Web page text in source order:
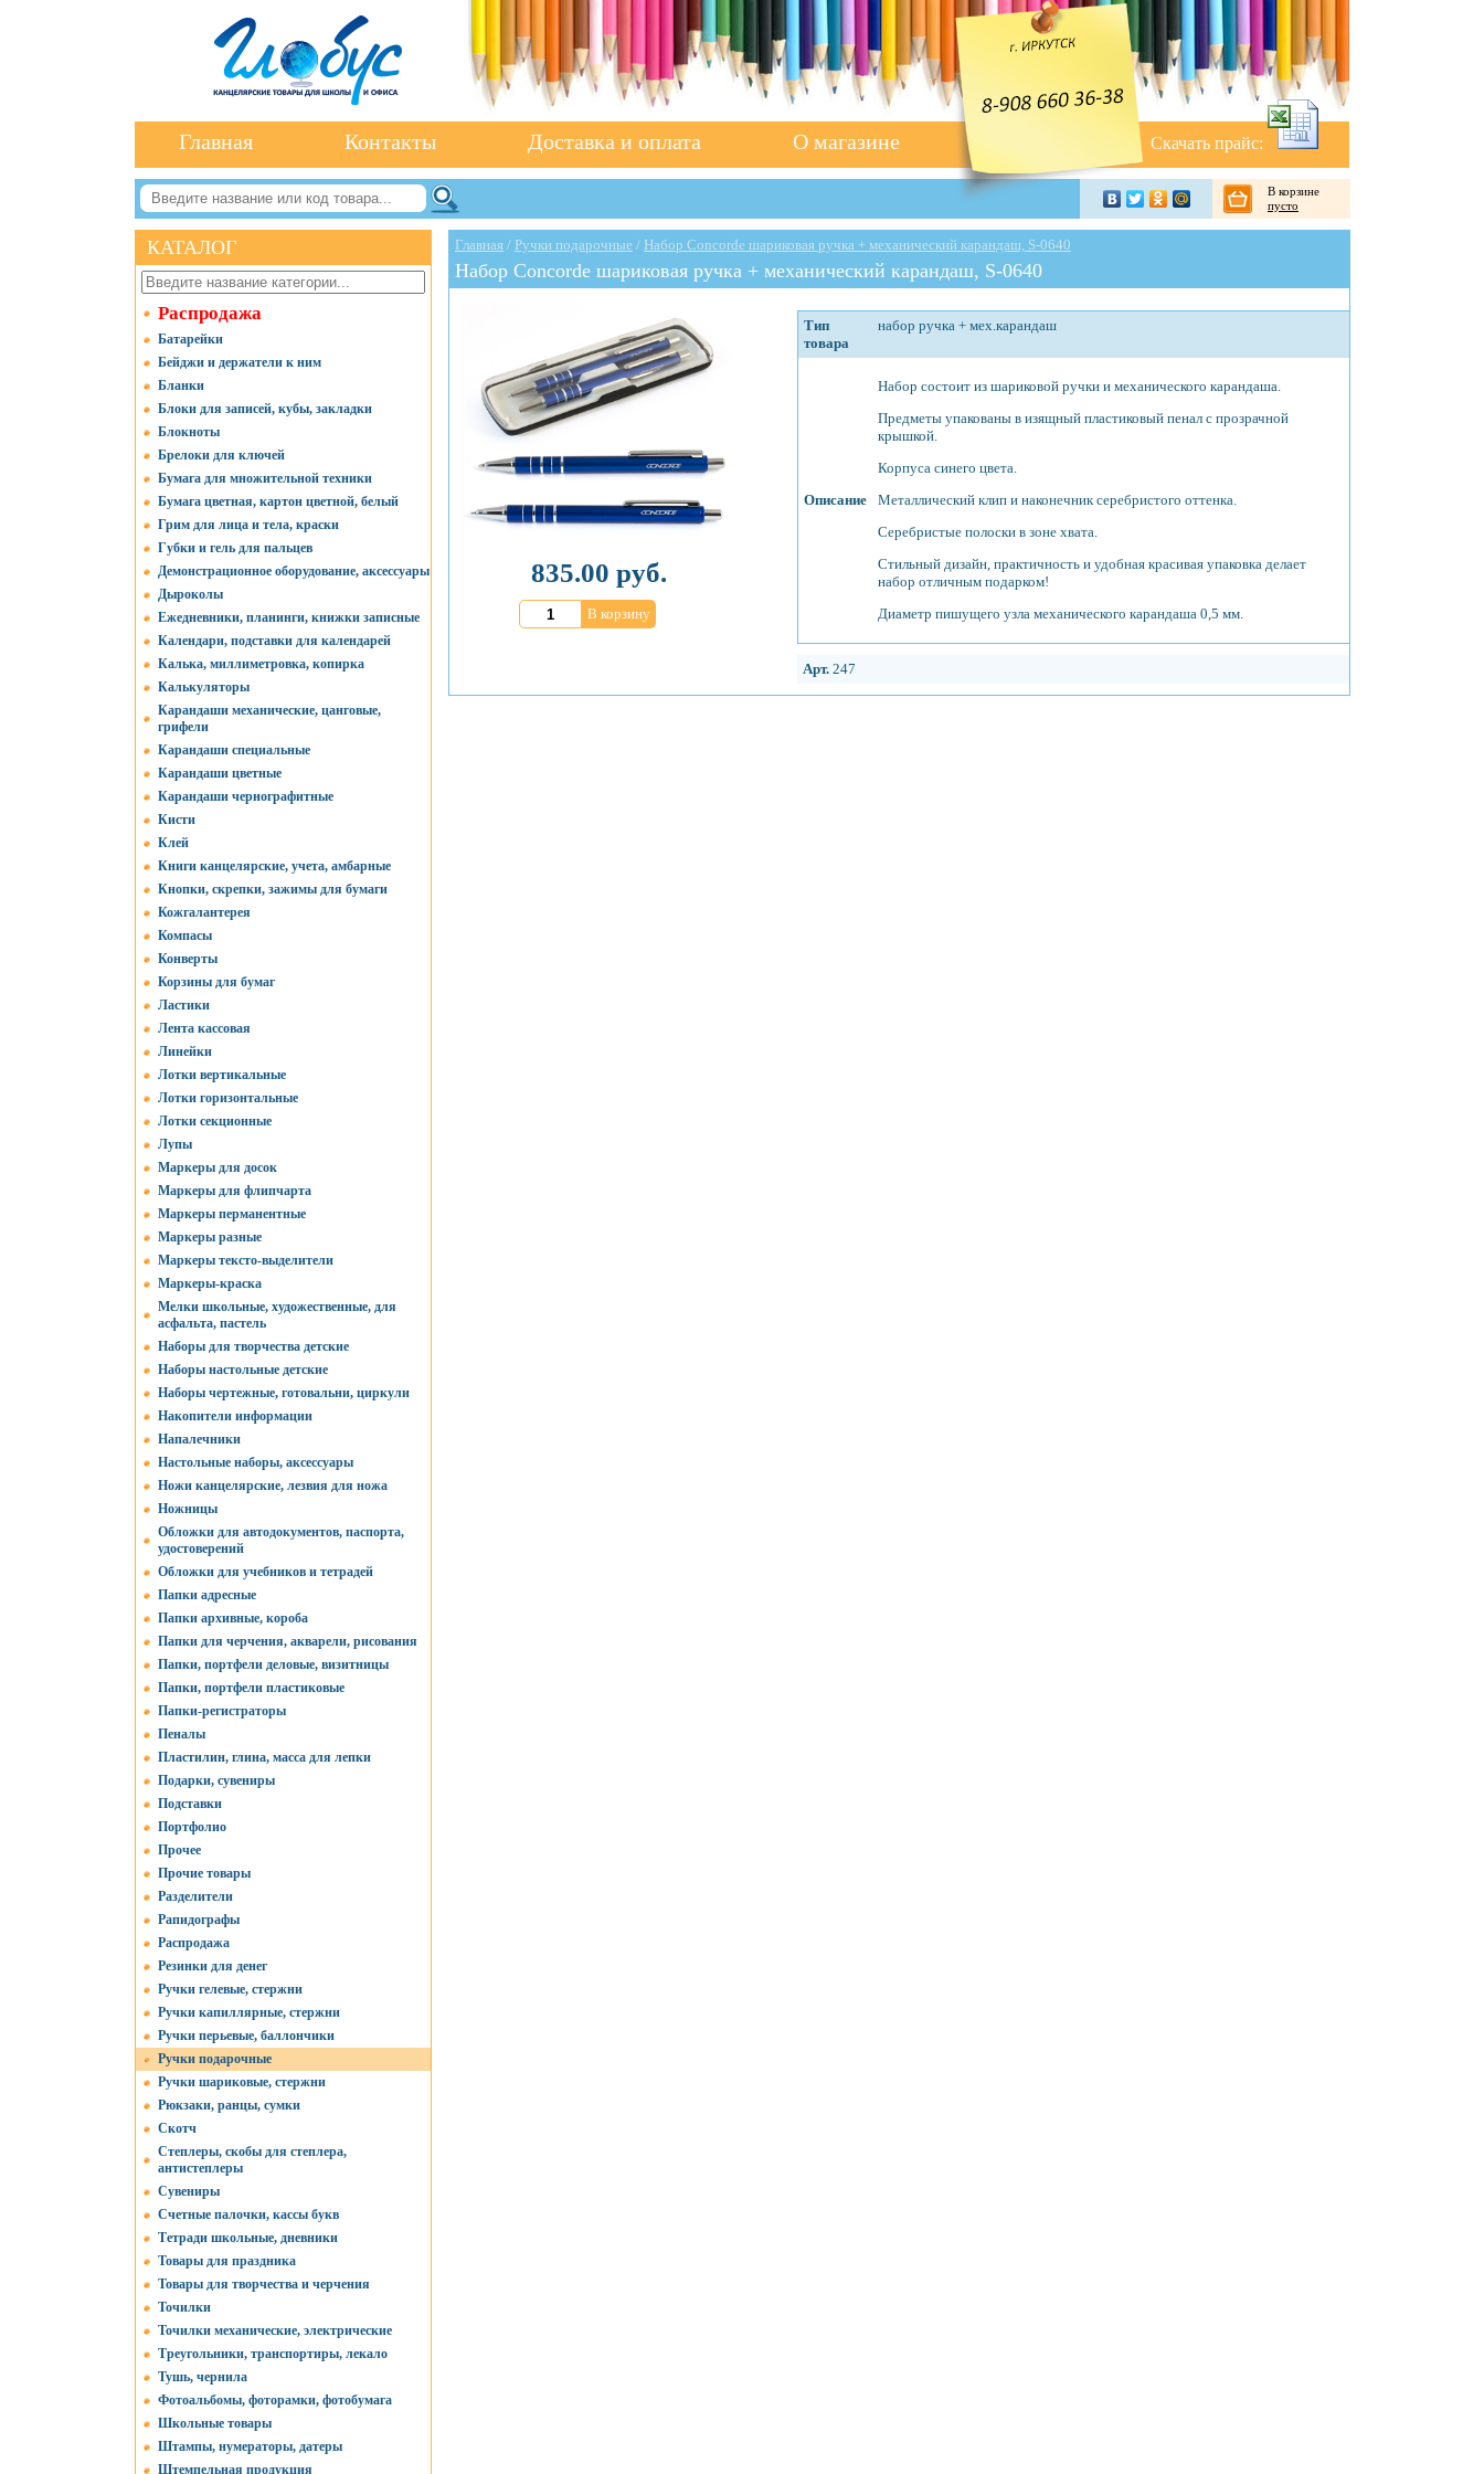
Скачать прайс:
Главная Контакты Доставка и оплата О магазине
В корзине
пусто
КАТАЛОГ
Распродажа
Батарейки
Бейджи и держатели к ним
Бланки
Блоки для записей, кубы, закладки
Блокноты
Брелоки для ключей
Бумага для множительной техники
Бумага цветная, картон цветной, белый
Грим для лица и тела, краски
Губки и гель для пальцев
Демонстрационное оборудование, аксессуары
Дыроколы
Ежедневники, планинги, книжки записные
Календари, подставки для календарей
Калька, миллиметровка, копирка
Калькуляторы
Карандаши механические, цанговые,
грифели
Карандаши специальные
Карандаши цветные
Карандаши чернографитные
Кисти
Клей
Книги канцелярские, учета, амбарные
Кнопки, скрепки, зажимы для бумаги
Кожгалантерея
Компасы
Конверты
Корзины для бумаг
Ластики
Лента кассовая
Линейки
Лотки вертикальные
Лотки горизонтальные
Лотки секционные
Лупы
Маркеры для досок
Маркеры для флипчарта
Маркеры перманентные
Маркеры разные
Маркеры тексто-выделители
Маркеры-краска
Мелки школьные, художественные, для
асфальта, пастель
Наборы для творчества детские
Наборы настольные детские
Наборы чертежные, готовальни, циркули
Накопители информации
Напалечники
Настольные наборы, аксессуары
Ножи канцелярские, лезвия для ножа
Ножницы
Обложки для автодокументов, паспорта,
удостоверений
Обложки для учебников и тетрадей
Папки адресные
Папки архивные, короба
Папки для черчения, акварели, рисования
Папки, портфели деловые, визитницы
Папки, портфели пластиковые
Папки-регистраторы
Пеналы
Пластилин, глина, масса для лепки
Подарки, сувениры
Подставки
Портфолио
Прочее
Прочие товары
Разделители
Рапидографы
Распродажа
Резинки для денег
Ручки гелевые, стержни
Ручки капиллярные, стержни
Ручки перьевые, баллончики
Ручки подарочные
Ручки шариковые, стержни
Рюкзаки, ранцы, сумки
Скотч
Степлеры, скобы для степлера,
антистеплеры
Сувениры
Счетные палочки, кассы букв
Тетради школьные, дневники
Товары для праздника
Товары для творчества и черчения
Точилки
Точилки механические, электрические
Треугольники, транспортиры, лекало
Тушь, чернила
Фотоальбомы, фоторамки, фотобумага
Школьные товары
Штампы, нумераторы, датеры
Штемпельная продукция
Главная / Ручки подарочные / Набор Concorde шариковая ручка + механический карандаш, S-0640
Набор Concorde шариковая ручка + механический карандаш, S-0640
Тип
товара
набор ручка + мех.карандаш
Описание
Набор состоит из шариковой ручки и механического карандаша.
Предметы упакованы в изящный пластиковый пенал с прозрачной
крышкой.
Корпуса синего цвета.
Металлический клип и наконечник серебристого оттенка.
Серебристые полоски в зоне хвата.
Стильный дизайн, практичность и удобная красивая упаковка делает
набор отличным подарком!
Диаметр пишущего узла механического карандаша 0,5 мм.
Арт. 247
835.00 руб.
В корзину